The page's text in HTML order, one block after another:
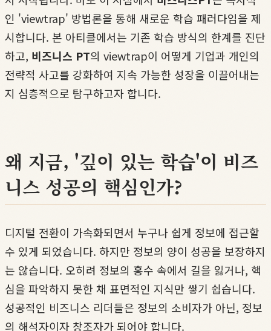
인 'viewtrap' 방법론을 통해 새로운 학습 패러다임을 제
시합니다. 본 아티클에서는 기존 학습 방식의 한계를 진단
하고, 비즈니스 PT의 viewtrap이 어떻게 기업과 개인의
전략적 사고를 강화하여 지속 가능한 성장을 이끌어내는
지 심층적으로 탐구하고자 합니다.
왜 지금, '깊이 있는 학습'이 비즈
니스 성공의 핵심인가?
디지털 전환이 가속화되면서 누구나 쉽게 정보에 접근할
수 있게 되었습니다. 하지만 정보의 양이 성공을 보장하지
는 않습니다. 오히려 정보의 홍수 속에서 길을 잃거나, 핵
심을 파악하지 못한 채 표면적인 지식만 쌓기 쉽습니다.
성공적인 비즈니스 리더들은 정보의 소비자가 아닌, 정보
의 해석자이자 창조자가 되어야 합니다.